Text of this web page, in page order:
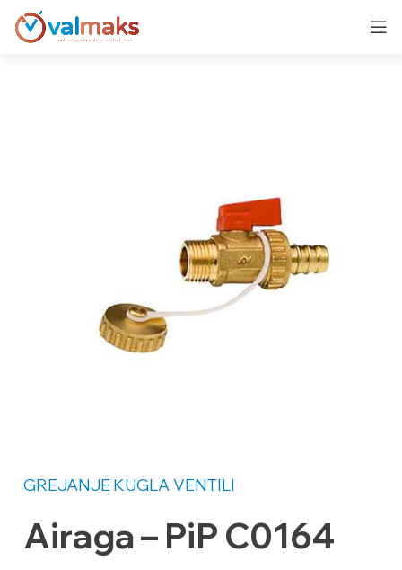
Airaga – PiP C0164
GREJANJE KUGLA VENTILI